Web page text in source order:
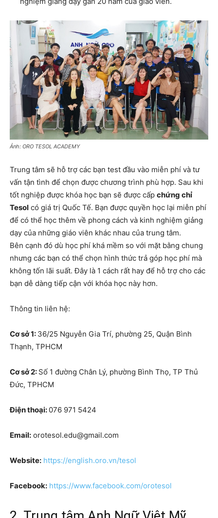
Ảnh: ORO TESOL ACADEMY
Trung tâm sẽ hỗ trợ các bạn test đầu vào miễn phí và tư
vấn tận tình để chọn được chương trình phù hợp. Sau khi
tốt nghiệp được khóa học bạn sẽ được cấp chứng chỉ
Tesol có giá trị Quốc Tế. Bạn được quyền học lại miễn phí
để có thể học thêm về phong cách và kinh nghiệm giảng
dạy của những giáo viên khác nhau của trung tâm.
Bên cạnh đó dù học phí khá mềm so với mặt bằng chung
nhưng các bạn có thể chọn hình thức trả góp học phí mà
không tốn lãi suất. Đây là 1 cách rất hay để hỗ trợ cho các
bạn dễ dàng tiếp cận với khóa học này hơn.
Thông tin liên hệ:
Cơ sở 1: 36/25 Nguyễn Gia Trí, phường 25, Quận Bình
Thạnh, TPHCM
Cơ sở 2: Số 1 đường Chân Lý, phường Bình Thọ, TP Thủ
Đức, TPHCM
Điện thoại: 076 971 5424
Email: orotesol.edu@gmail.com
Website: https://english.oro.vn/tesol
Facebook: https://www.facebook.com/orotesol